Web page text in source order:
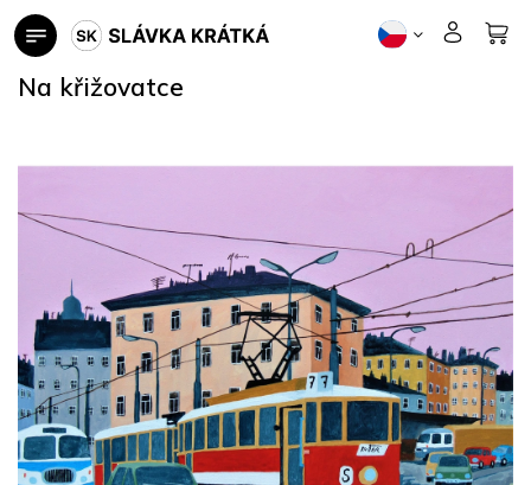
Přejít
na
Na křižovatce